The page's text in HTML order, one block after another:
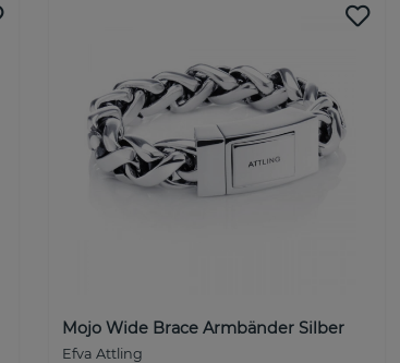
Mojo Wide Brace Armbänder Silber
Efva Attling